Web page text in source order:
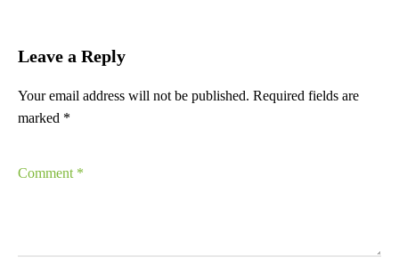
Leave a Reply
Your email address will not be published. Required fields are
marked *